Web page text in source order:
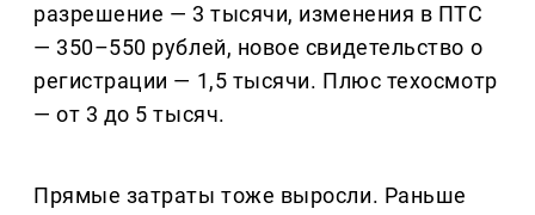
разрешение — 3 тысячи, изменения в ПТС
— 350–550 рублей, новое свидетельство о
регистрации — 1,5 тысячи. Плюс техосмотр
— от 3 до 5 тысяч.
Прямые затраты тоже выросли. Раньше